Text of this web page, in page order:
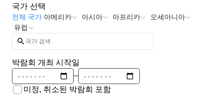
국가 선택
전체 국가 아메리카 아시아 아프리카
오세아니아
유럽
박람회 개최 시작일
~
미정, 취소된 박람회 포함